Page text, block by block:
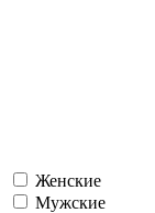
Женские
Мужские